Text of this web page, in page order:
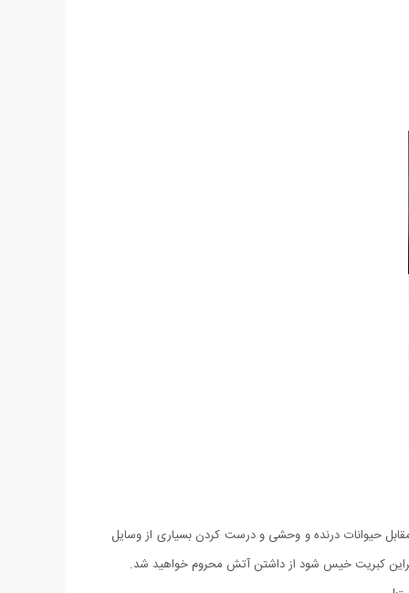
حیوانات درنده و وحشی و درست کردن بسیاری از وسایل
دیگراین کبریت خیس شود از داشتن آتش محروم خواهید شد.